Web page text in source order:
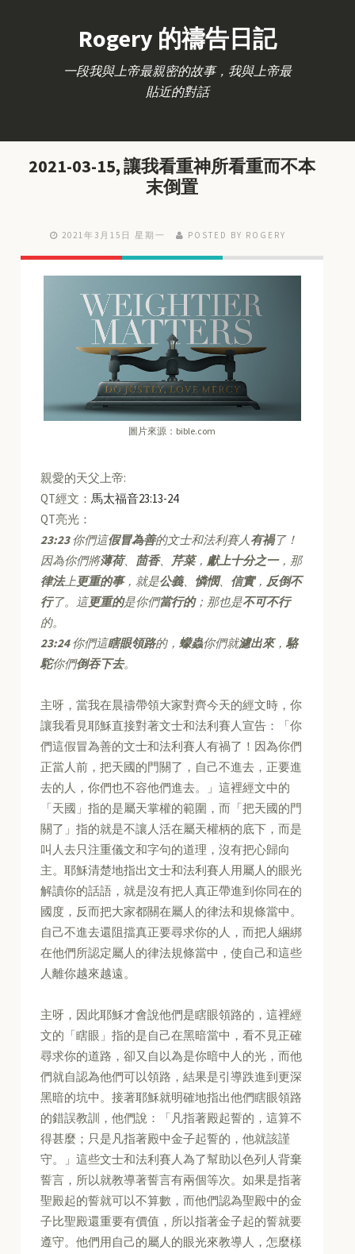
Rogery 的禱告日記
一段我與上帝最親密的故事，我與上帝最
貼近的對話
2021-03-15, 讓我看重神所看重而不本
末倒置
2021年3月15日 星期一 POSTED BY ROGERY
圖片來源：bible.com
親愛的天父上帝:
QT經文：馬太福音23:13-24
QT亮光：
23:23你們這假冒為善的文士和法利賽人有禍了！
因為你們將薄荷、 茴香、 芹菜，獻上十分之一，那
律法上更重的事，就是公義、 憐憫、 信實， 反倒不
行了。這更重的是你們當行的；那也是不可不行
的。
23:24你們這瞎眼領路的，蠓蟲你們就濾出來，駱
駝你們倒吞下去。
主呀，當我在晨禱帶領大家對齊今天的經文時，你
讓我看見耶穌直接對著文士和法利賽人宣告：「你
們這假冒為善的文士和法利賽人有禍了！因為你們
正當人前，把天國的門關了，自己不進去，正要進
去的人，你們也不容他們進去。」這裡經文中的
「天國」指的是屬天掌權的範圍，而「把天國的門
關了」指的就是不讓人活在屬天權柄的底下，而是
叫人去只注重儀文和字句的道理，沒有把心歸向
主。耶穌清楚地指出文士和法利賽人用屬人的眼光
解讀你的話語，就是沒有把人真正帶進到你同在的
國度，反而把大家都關在屬人的律法和規條當中。
自己不進去還阻擋真正要尋求你的人，而把人綑綁
在他們所認定屬人的律法規條當中，使自己和這些
人離你越來越遠。
主呀，因此耶穌才會說他們是瞎眼領路的，這裡經
文的「瞎眼」指的是自己在黑暗當中，看不見正確
尋求你的道路，卻又自以為是你暗中人的光，而他
們就自認為他們可以領路，結果是引導跌進到更深
黑暗的坑中。接著耶穌就明確地指出他們瞎眼領路
的錯誤教訓，他們說：「凡指著殿起誓的，這算不
得甚麼；只是凡指著殿中金子起誓的，他就該謹
守。」這些文士和法利賽人為了幫助以色列人背棄
誓言，所以就教導著誓言有兩個等次。如果是指著
聖殿起的誓就可以不算數，而他們認為聖殿中的金
子比聖殿還重要有價值，所以指著金子起的誓就要
遵守。他們用自己的屬人的眼光來教導人，怎麼樣